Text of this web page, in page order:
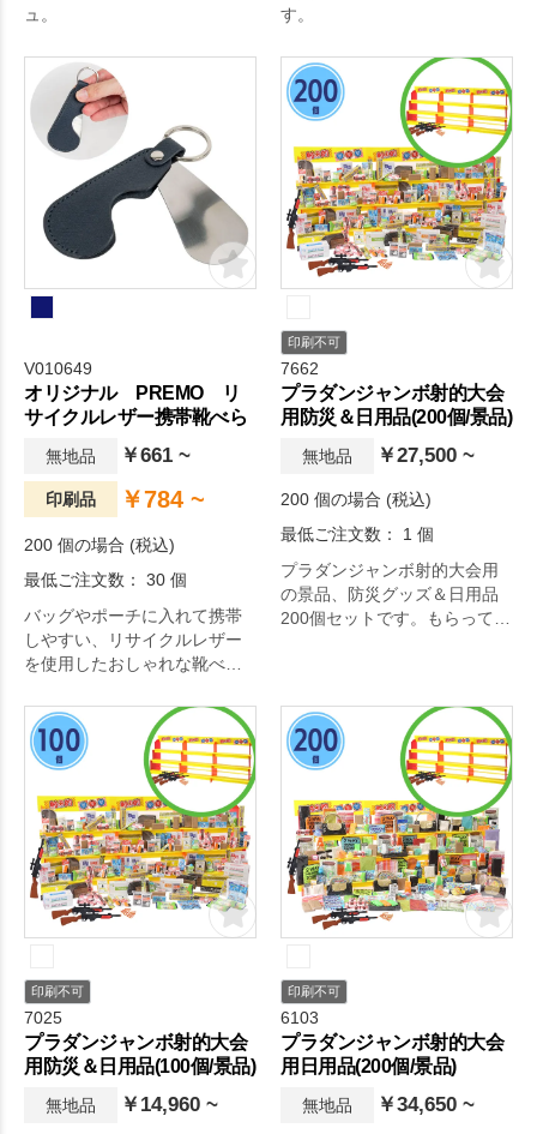
ュ。
す。
V010649
オリジナル PREMO リ
サイクルレザー携帯靴べら
無地品 ￥661 ~
印刷品 ￥784 ~
200 個の場合 (税込)
最低ご注文数： 30 個
バッグやポーチに入れて携帯
しやすい、リサイクルレザー
を使用したおしゃれな靴べら
印刷不可
7662
プラダンジャンボ射的大会
用防災＆日用品(200個/景品)
無地品 ￥27,500 ~
200 個の場合 (税込)
最低ご注文数： 1 個
プラダンジャンボ射的大会用
の景品、防災グッズ＆日用品
200個セットです。もらって嬉
印刷不可
7025
プラダンジャンボ射的大会
用防災＆日用品(100個/景品)
無地品 ￥14,960 ~
印刷不可
6103
プラダンジャンボ射的大会
用日用品(200個/景品)
無地品 ￥34,650 ~